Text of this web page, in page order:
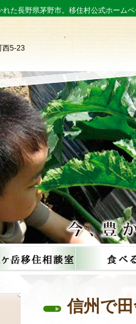
た長野県茅野市。移住村公式ホーム
西5-23
信州で